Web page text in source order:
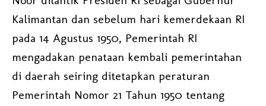
Kalimantan dan sebelum hari kemerdekaan RI
pada 14 Agustus 1950, Pemerintah RI
mengadakan penataan kembali pemerintahan
di daerah seiring ditetapkan peraturan
Pemerintah Nomor 21 Tahun 1950 tentang